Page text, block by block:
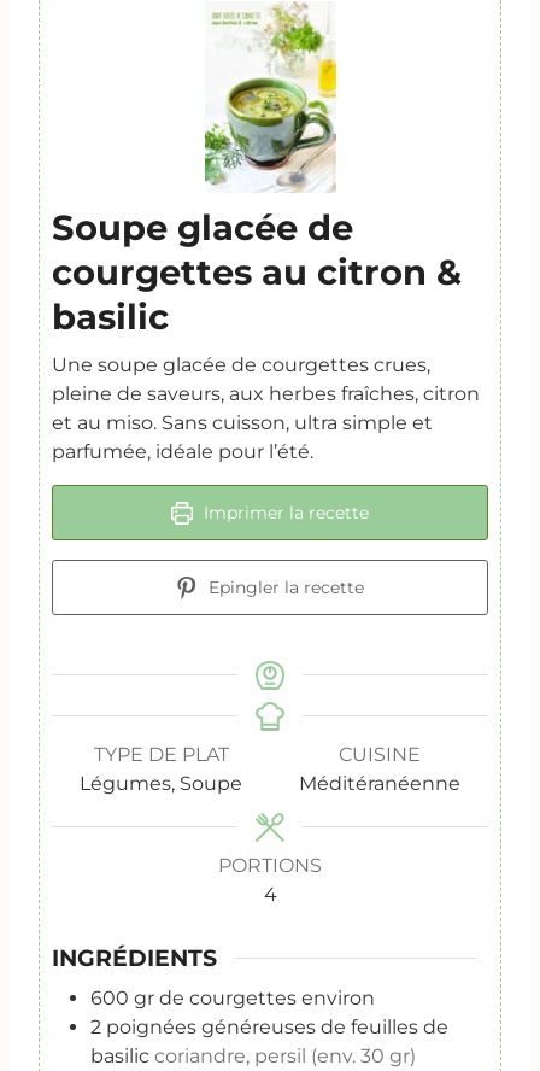
Soupe glacée de
courgettes au citron &
basilic
Une soupe glacée de courgettes crues,
pleine de saveurs, aux herbes fraîches, citron
et au miso. Sans cuisson, ultra simple et
parfumée, idéale pour l’été.
Imprimer la recette
Epingler la recette
TYPE DE PLAT
Légumes, Soupe
CUISINE
Méditéranéenne
PORTIONS
4
INGRÉDIENTS
600 gr de courgettes environ
2 poignées généreuses de feuilles de
basilic coriandre, persil (env. 30 gr)